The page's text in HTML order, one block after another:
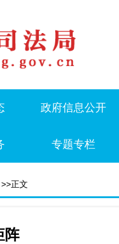
政府信息公开
专题专栏
>>正文
阵